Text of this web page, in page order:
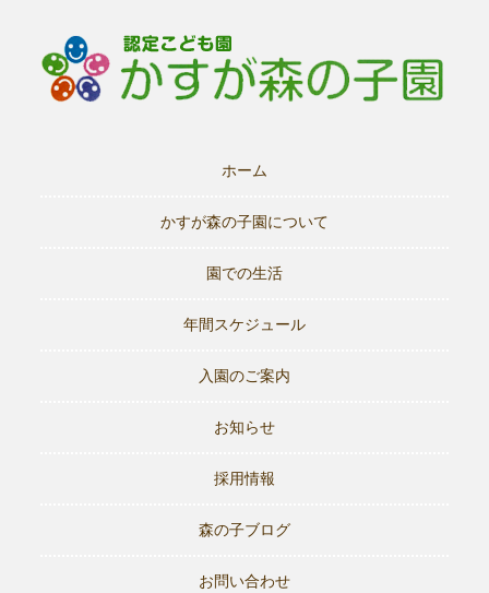
ホーム
かすが森の子園について
園での生活
年間スケジュール
入園のご案内
お知らせ
採用情報
森の子ブログ
お問い合わせ